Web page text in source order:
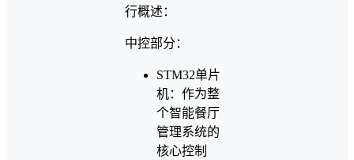
行概述：
中控部分：
STM32单片
机：作为整
个智能餐厅
管理系统的
核心控制